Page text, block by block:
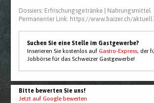
Dossiers: Erfrischungsgetränke
Nahrungsmittel
Permanenter Link: https://www.baizer.ch/
Suchen Sie eine Stelle im Gastgewerbe?
Inserieren Sie kostenlos aufGastro-Express, der
Jobbörse für das Schweizer Gastgewerbe!
Bitte bewerten Sie uns!
Jetzt auf Google bewerten